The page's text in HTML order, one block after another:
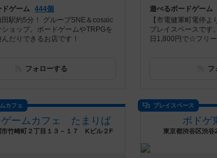
ドゲーム 444個
田駅約5分！ グループSNE＆cosaic
ョップ。ボードゲームやTRPGを
だりできるお店です！
フォローする
遊べるボードゲーム
【市電健軍町電停
プレイスペースです
日1,800円で☆フリ
フ
カフェ
ゲームカフェ たまりば
市竹崎町２丁目１３－１７ Kビル２F
プレイスペース
ボドゲ
東京都渋谷区渋